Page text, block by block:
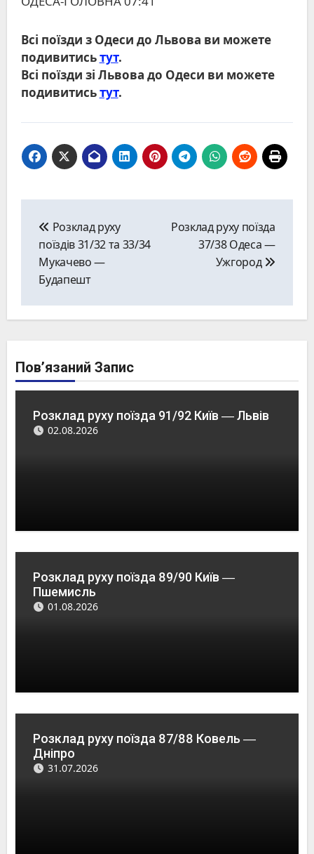
Всі поїзди з Одеси до Львова ви можете
подивитисьтут.
Всі поїзди зі Львова до Одеси ви можете
подивитисьтут.
записівРозклад руху
поїздів 31/32 та 33/34
Мукачево ―
Будапешт
Розклад руху поїзда
37/38 Одеса ―
Ужгород
Пов’язаний Запис
Розклад руху поїзда 91/92 Київ ― Львів
02.08.2026
Розклад руху поїзда 89/90 Київ ―
Пшемисль
01.08.2026
Розклад руху поїзда 87/88 Ковель ―
Дніпро
31.07.2026